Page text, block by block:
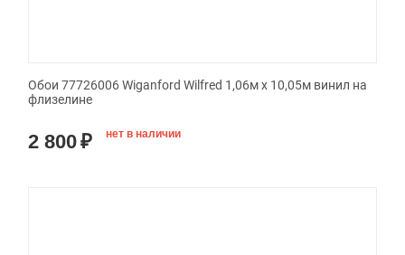
Обои 77726006 Wiganford Wilfred 1,06м х 10,05м винил на
флизелине
2 800₽ нет в наличии